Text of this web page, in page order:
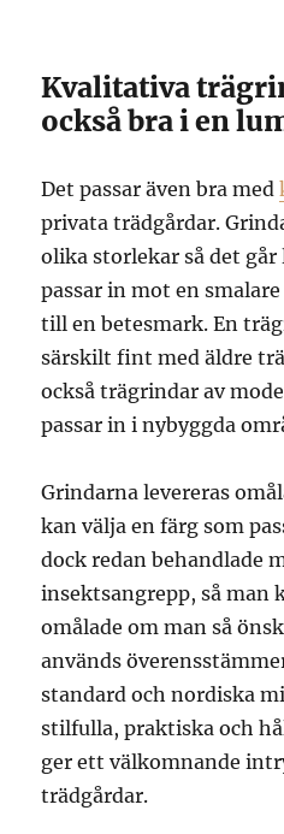
Kvalitativa
också bra i en
Det passar även bra med
privata trädgårdar.
olika storlekar så det
passar in mot en
till en betesmark. En
särskilt fint med äldre
också trägrindar av
passar in i nybyggda
Grindarna levereras
kan välja en färg som
dock redan behandlade
insektsangrepp, så man
omålade om man så
används
standard och nordiska
stilfulla, praktiska och
ger ett välkomnande
trädgårdar.